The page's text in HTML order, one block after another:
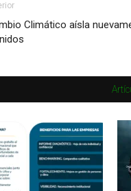
Climático aísla